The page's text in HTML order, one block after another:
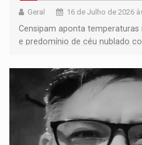
Geral 16 de Julho de 2026
Censipam aponta temperaturas
e predomínio de céu nublado